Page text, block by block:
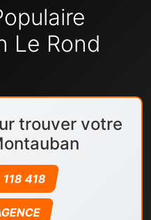
Le Rond
trouver votre
118 418